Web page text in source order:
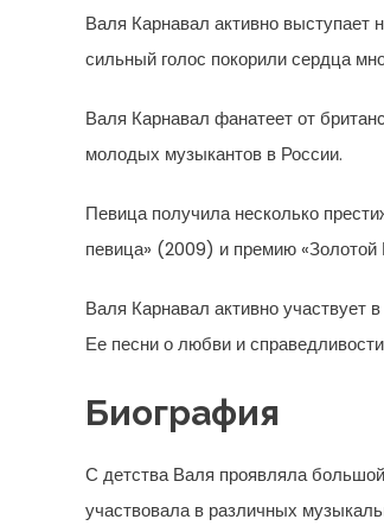
Валя Карнавал активно выступает
сильный голос покорили сердца
Валя Карнавал фанатеет от
молодых музыкантов в России.
Певица получила несколько
певица» (2009) и премию «Золотой
Валя Карнавал активно участвует
Ее песни о любви и
Биография
С детства Валя проявляла
участвовала в различных